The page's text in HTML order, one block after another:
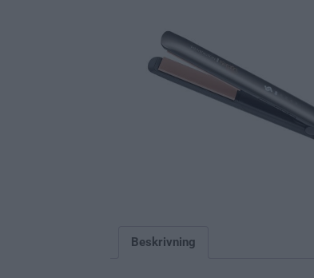
Beskrivning